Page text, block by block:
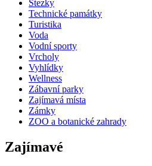
Stezky
Technické památky
Turistika
Voda
Vodní sporty
Vrcholy
Vyhlídky
Wellness
Zábavní parky
Zajímavá místa
Zámky
ZOO a botanické zahrady
Zajímavé